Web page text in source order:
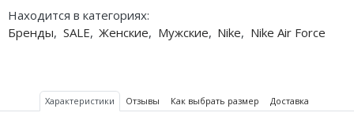
Находится в категориях:
Бренды, SALE, Женские, Мужские, Nike, Nike Air Force
Характеристики Отзывы Как выбрать размер Доставка